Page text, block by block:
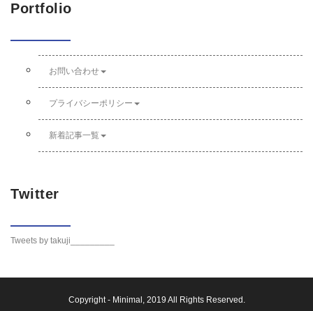
Portfolio
お問い合わせ
プライバシーポリシー
新着記事一覧
Twitter
Tweets by takuji_________
Copyright - Minimal , 2019 All Rights Reserved.